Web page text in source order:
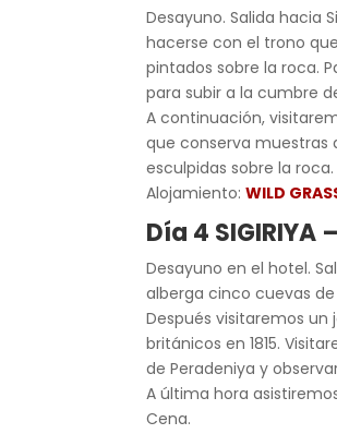
Desayuno. Salida hacia
hacerse con el trono
pintados sobre la roca.
para subir a la cumbre
A continuación,
que conserva muestras
esculpidas sobre la roca.
Alojamiento:WILD
Día 4 SIGIRIYA
Desayuno en el hotel.
alberga cinco cuevas
Después visitaremos
británicos en 1815.
de Peradeniya y
A última hora
Cena.